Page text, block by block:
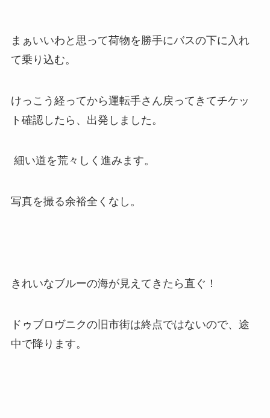
まぁいいわと思って荷物を勝手にバスの下に入れ
て乗り込む。
けっこう経ってから運転手さん戻ってきてチケッ
ト確認したら、出発しました。
細い道を荒々しく進みます。
写真を撮る余裕全くなし。
きれいなブルーの海が見えてきたら直ぐ！
ドゥブロヴニクの旧市街は終点ではないので、途
中で降ります。